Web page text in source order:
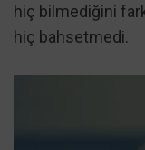
hiç bilmediğini
hiç bahsetmedi.